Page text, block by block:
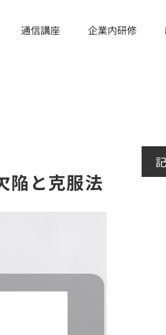
通信講座 企業内研修
陥と克服法